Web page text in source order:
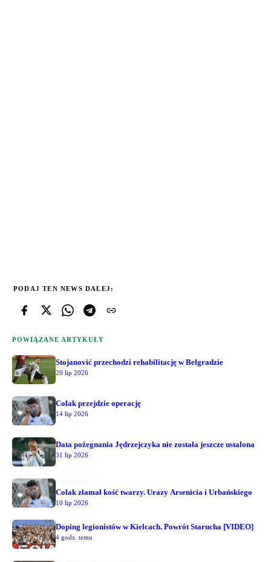
PODAJ TEN NEWS DALEJ:
POWIĄZANE ARTYKUŁY
Stojanović przechodzi rehabilitację w Belgradzie
20 lip 2026
Colak przejdzie operację
14 lip 2026
Data pożegnania Jędrzejczyka nie została jeszcze ustalona
31 lip 2026
Colak złamał kość twarzy. Urazy Arsenicia i Urbańskiego
10 lip 2026
Doping legionistów w Kielcach. Powrót Starucha [VIDEO]
4 godz. temu